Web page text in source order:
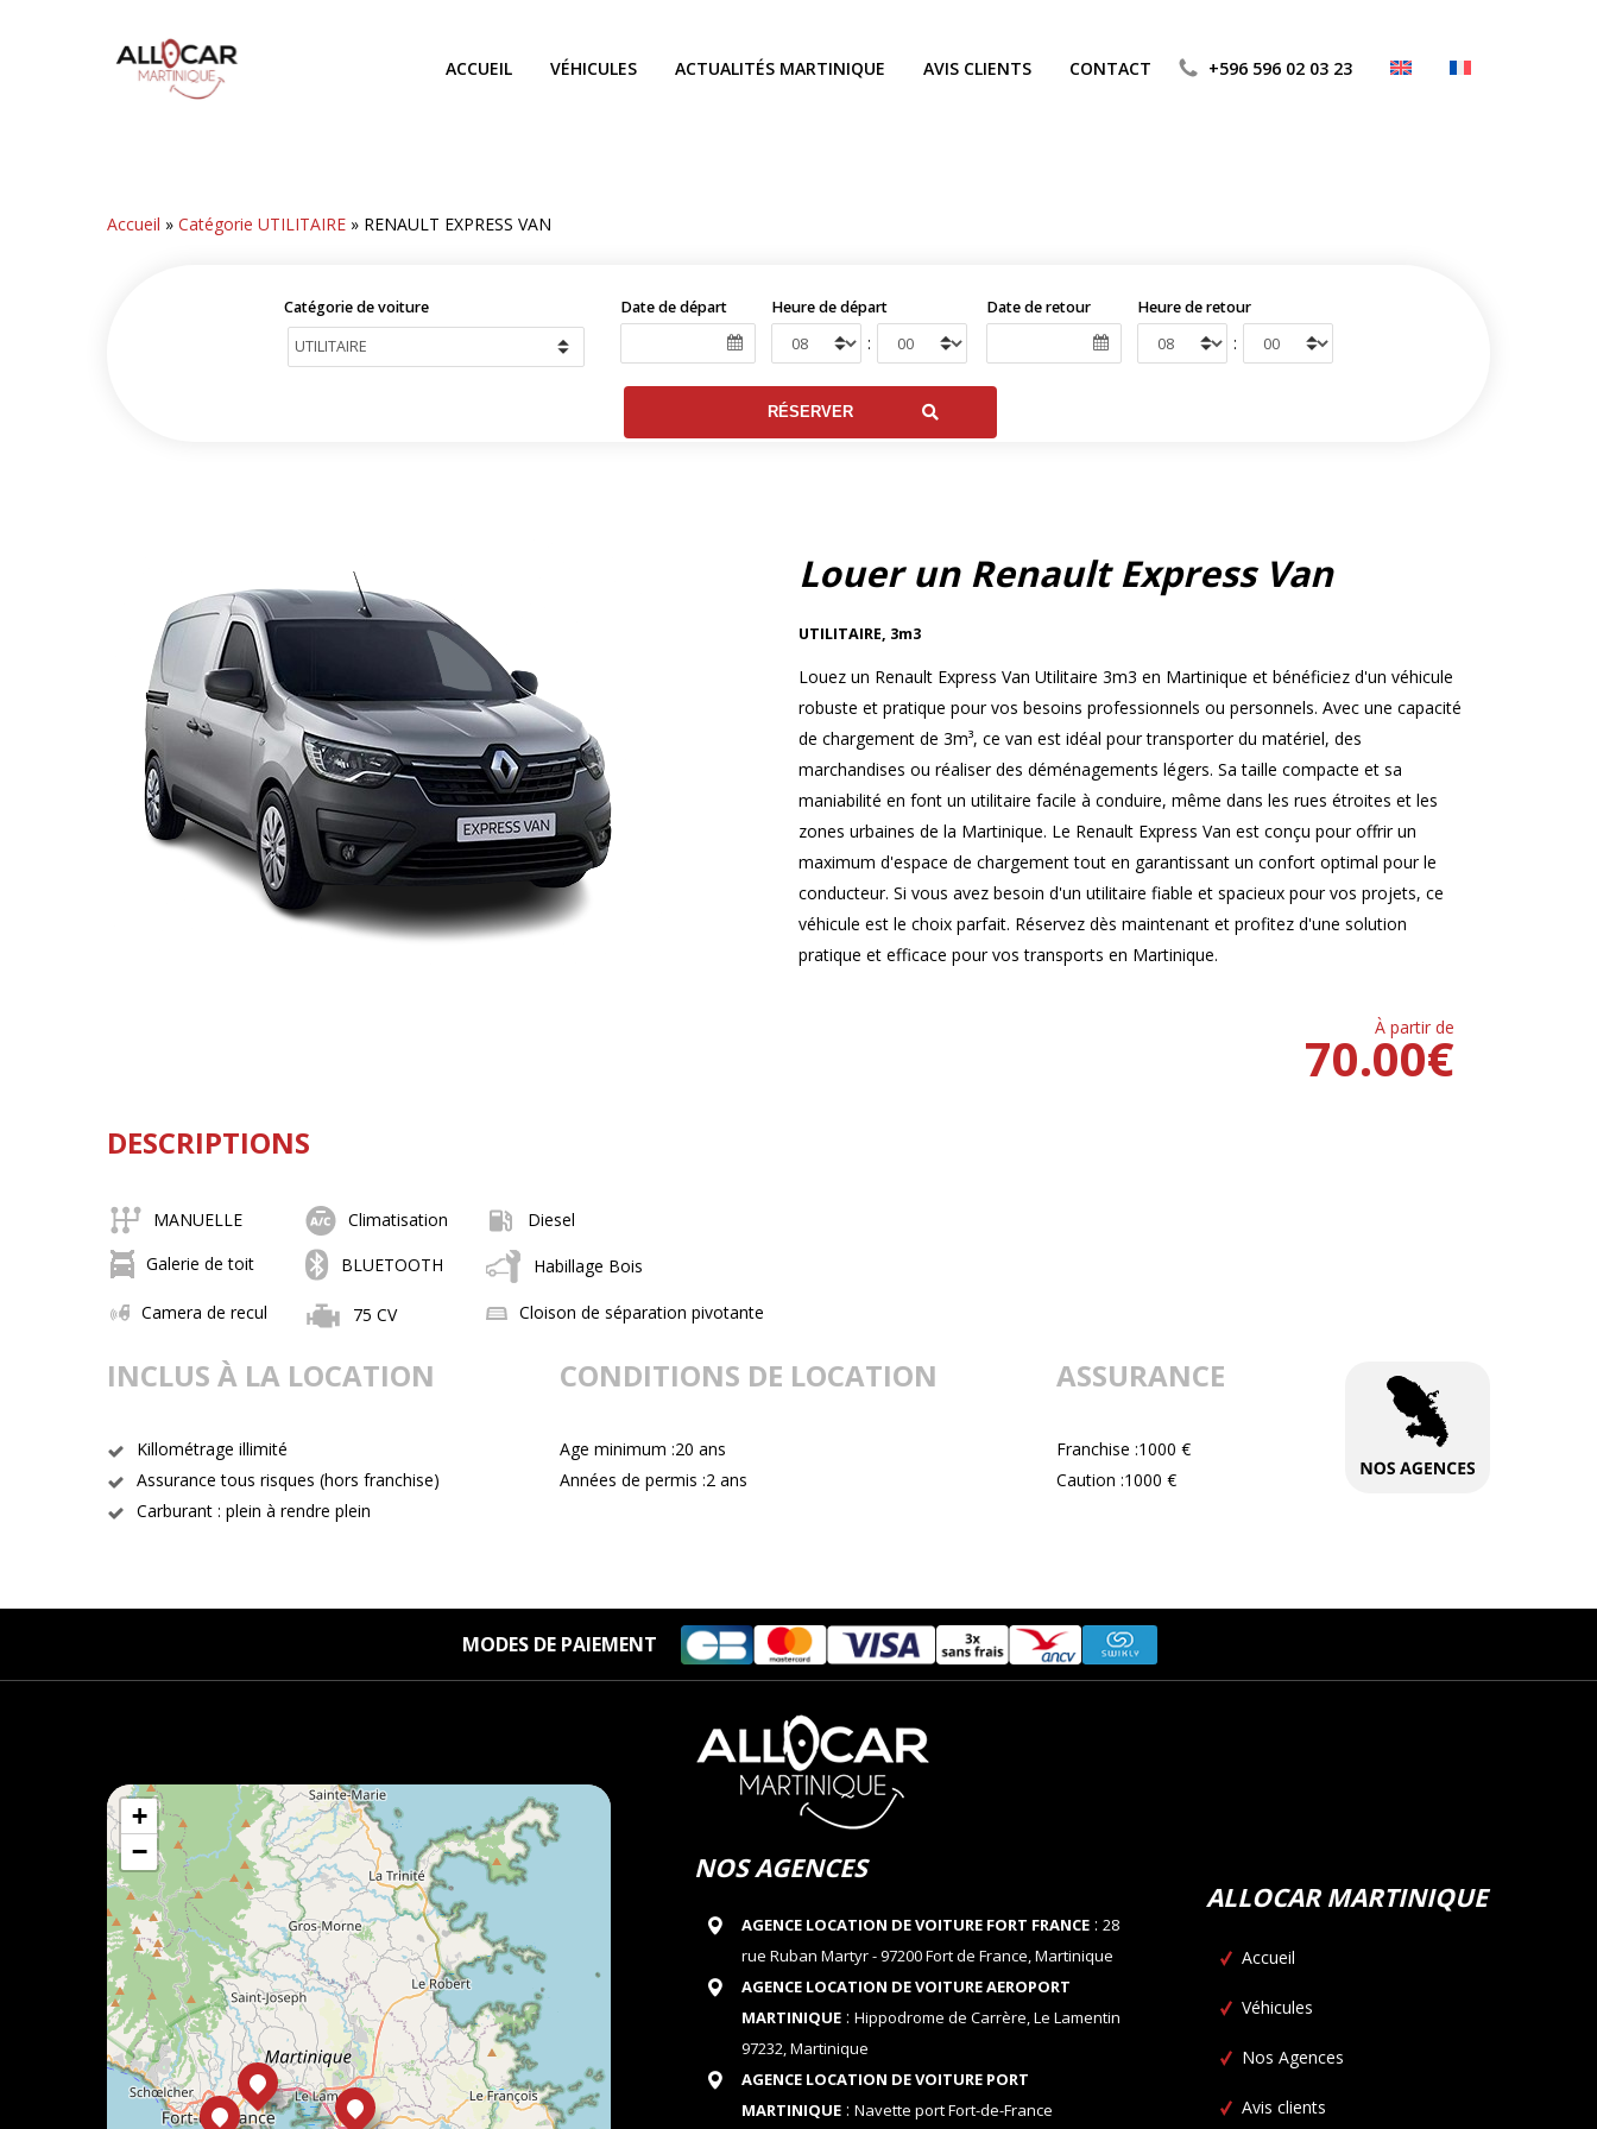
ACCUEIL VÉHICULES ACTUALITÉS MARTINIQUE AVIS CLIENTS CONTACT +596 596 02 03 23
Accueil »Catégorie UTILITAIRE » RENAULT EXPRESS VAN
Catégorie de voiture Date de départ Heure de départ
:
Date de retour Heure de retour
:
Louer un Renault Express Van
UTILITAIRE, 3m3
Louez un Renault Express Van Utilitaire 3m3 en Martinique et bénéficiez d'un véhicule
robuste et pratique pour vos besoins professionnels ou personnels. Avec une capacité
de chargement de 3m³, ce van est idéal pour transporter du matériel, des
marchandises ou réaliser des déménagements légers. Sa taille compacte et sa
maniabilité en font un utilitaire facile à conduire, même dans les rues étroites et les
zones urbaines de la Martinique. Le Renault Express Van est conçu pour offrir un
maximum d'espace de chargement tout en garantissant un confort optimal pour le
conducteur. Si vous avez besoin d'un utilitaire fiable et spacieux pour vos projets, ce
véhicule est le choix parfait. Réservez dès maintenant et profitez d'une solution
pratique et efficace pour vos transports en Martinique.
À partir de
€
70.00
DESCRIPTIONS
MANUELLE Climatisation
Diesel
Galerie de toit
BLUETOOTH Habillage Bois
Camera de recul 75 CV Cloison de séparation pivotante
INCLUS À LA LOCATION
Killométrage illimité
Assurance tous risques (hors franchise)
Carburant : plein à rendre plein
CONDITIONS DE LOCATION
Age minimum :20 ans
Années de permis :2 ans
ASSURANCE
Franchise :1000 €
Caution :1000 €
MODES DE PAIEMENT
+
−
NOS AGENCES
AGENCE LOCATION DE VOITURE FORT FRANCE: 28
rue Ruban Martyr - 97200 Fort de France, Martinique
AGENCE LOCATION DE VOITURE AEROPORT
MARTINIQUE: Hippodrome de Carrère, Le Lamentin
97232, Martinique
AGENCE LOCATION DE VOITURE PORT
MARTINIQUE: Navette port Fort-de-France
ALLOCAR MARTINIQUE
Accueil
Véhicules
Nos Agences
Avis clients